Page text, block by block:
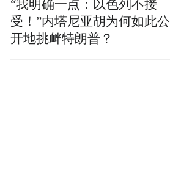
“我明确一点：以色列不接
受！”内塔尼亚胡为何如此公
开地挑衅特朗普？